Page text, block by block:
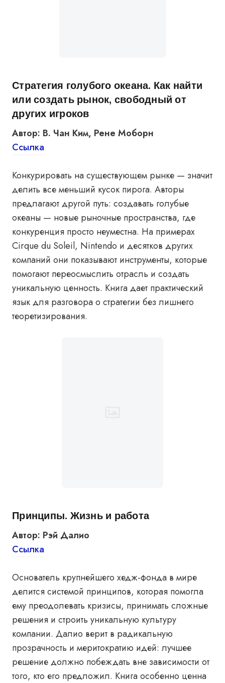
Стратегия голубого океана. Как найти
или создать рынок, свободный от
других игроков
Автор: В. Чан Ким, Рене Моборн
Ссылка
Конкурировать на существующем рынке — значит
делить все меньший кусок пирога. Авторы
предлагают другой путь: создавать голубые
океаны — новые рыночные пространства, где
конкуренция просто неуместна. На примерах
Cirque du Soleil, Nintendo и десятков других
компаний они показывают инструменты, которые
помогают переосмыслить отрасль и создать
уникальную ценность. Книга дает практический
язык для разговора о стратегии без лишнего
теоретизирования.
Принципы. Жизнь и работа
Автор: Рэй Далио
Ссылка
Основатель крупнейшего хедж-фонда в мире
делится системой принципов, которая помогла
ему преодолевать кризисы, принимать сложные
решения и строить уникальную культуру
компании. Далио верит в радикальную
прозрачность и меритократию идей: лучшее
решение должно побеждать вне зависимости от
того, кто его предложил. Книга особенно ценна